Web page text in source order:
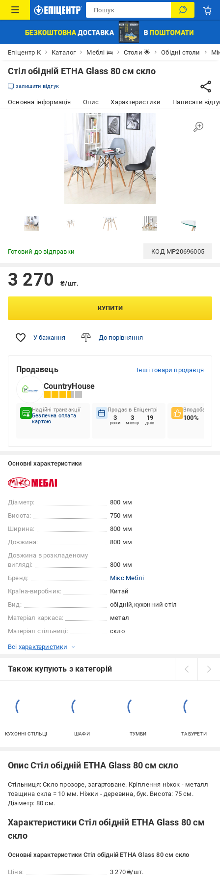
Епіцентр К Каталог Меблі 🛌 Столи 🌟 Обідні столи
Стіл обідній ЕТНА Glass 80 см скло
залишити відгук
Основна інформація Опис Характеристики Написати
Готовий до відправки КОД MP20696005
3 270 ₴/шт.
КУПИТИ
У бажання До порівняння
Продавець Інші товари продавця
CountryHouse
Надійні транзакції
Безпечна оплата
картою
Продає в Епіцентрі
3
роки
3
місяці
19
днів
Вподобання
100%
Основні характеристики
Діаметр:
800 мм
Висота:
750 мм
Ширина:
800 мм
Довжина:
800 мм
Довжина в розкладеному
вигляді:
800 мм
Бренд:
Мікс Меблі
Країна-виробник:
Китай
Вид:
обідній кухонний стіл
Матеріал каркаса:
метал
Матеріал стільниці:
скло
Всі характеристики
Також купують з категорій
КУХОННІ СТІЛЬЦІ ШАФИ ТУМБИ ТАБУРЕТИ
Опис Стіл обідній ЕТНА Glass 80 см скло
Стільниця: Скло прозоре, загартоване. Кріплення ніжок - металл
товщина скла = 10 мм. Ніжки - деревина, бук. Висота: 75 см.
Діаметр: 80 см.
Характеристики Стіл обідній ЕТНА Glass 80 см
скло
Основні характеристики Стіл обідній ЕТНА Glass 80 см скло
Ціна: 3 270 ₴/шт.